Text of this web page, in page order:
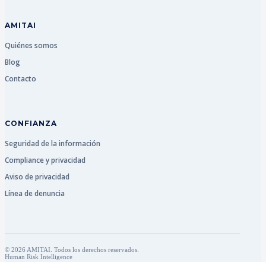
AMITAI
Quiénes somos
Blog
Contacto
CONFIANZA
Seguridad de la información
Compliance y privacidad
Aviso de privacidad
Línea de denuncia
© 2026 AMITAI. Todos los derechos reservados.
Human Risk Intelligence